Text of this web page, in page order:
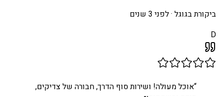
ביקורת בגוגל ·לפני 3 שנים
D
“אוכל מעולה! ושירות סוף הדרך, חבורה של צדיקים,